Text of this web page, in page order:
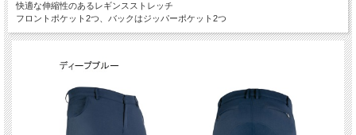
快適な伸縮性のあるレギンスストレッチ
フロントポケット2つ、バックはジッパーポケット2つ